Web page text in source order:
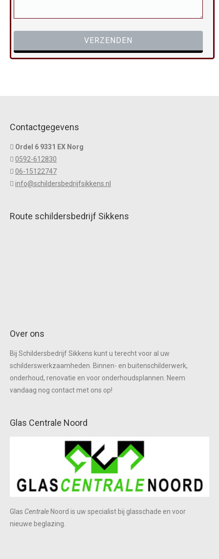
Gelieve dit veld leeg te laten.
Contactgegevens
Ordel 6 9331 EX Norg
0592-612830
06-15122747
info@schildersbedrijfsikkens.nl
Route schildersbedrijf Sikkens
Over ons
Bij Schildersbedrijf Sikkens kunt u terecht voor al uw
schilderswerkzaamheden. Binnen- en buitenschilderwerk,
onderhoud, renovatie en voor onderhoudsplannen. Neem
vandaag nog contact met ons op!
Glas Centrale Noord
Glas Centrale Noord is uw specialist bij glasschade en voor
nieuwe beglazing.